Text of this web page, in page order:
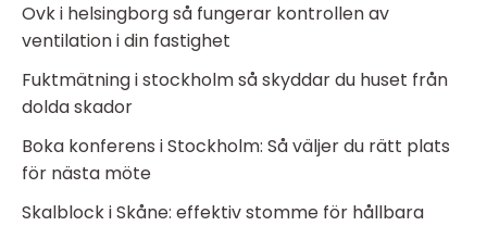
Ovk i helsingborg så fungerar kontrollen av
ventilation i din fastighet
Fuktmätning i stockholm så skyddar du huset från
dolda skador
Boka konferens i Stockholm: Så väljer du rätt plats
för nästa möte
Skalblock i Skåne: effektiv stomme för hållbara